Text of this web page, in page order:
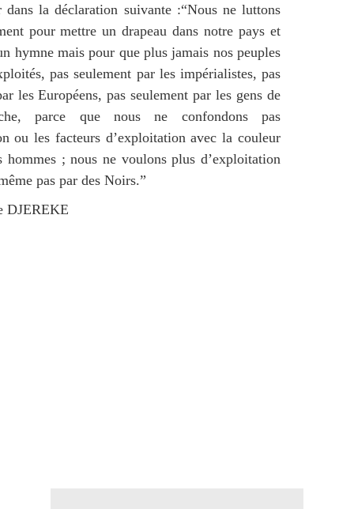
la déclaration suivante :“Nous ne luttons
pour mettre un drapeau dans notre pays et
hymne mais pour que plus jamais nos peuples
pas seulement par les impérialistes, pas
les Européens, pas seulement par les gens de
parce que nous ne confondons pas
ou les facteurs d’exploitation avec la couleur
hommes ; nous ne voulons plus d’exploitation
pas par des Noirs.”
DJEREKE